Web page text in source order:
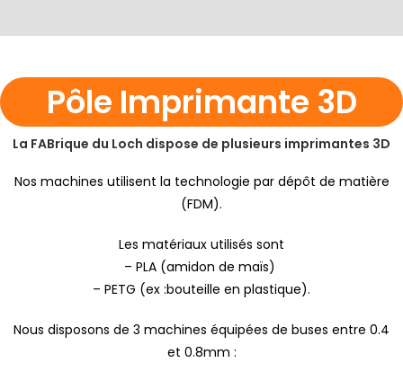
Pôle Imprimante 3D
La FABrique du Loch dispose de plusieurs imprimantes 3D
Nos machines utilisent la technologie par dépôt de matière
(FDM).
Les matériaux utilisés sont
– PLA (amidon de maïs)
– PETG (ex :bouteille en plastique).
Nous disposons de 3 machines équipées de buses entre 0.4
et 0.8mm :